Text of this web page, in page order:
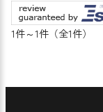
1件～1件（全1件）